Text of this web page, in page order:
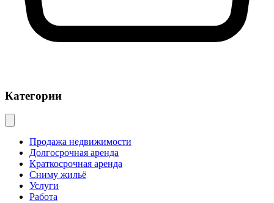
Категории
Продажа недвижимости
Долгосрочная аренда
Краткосрочная аренда
Сниму жильё
Услуги
Работа